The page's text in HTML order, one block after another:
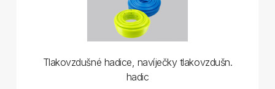
Tlakovzdušné hadice, navíječky tlakovzdušn.
hadic